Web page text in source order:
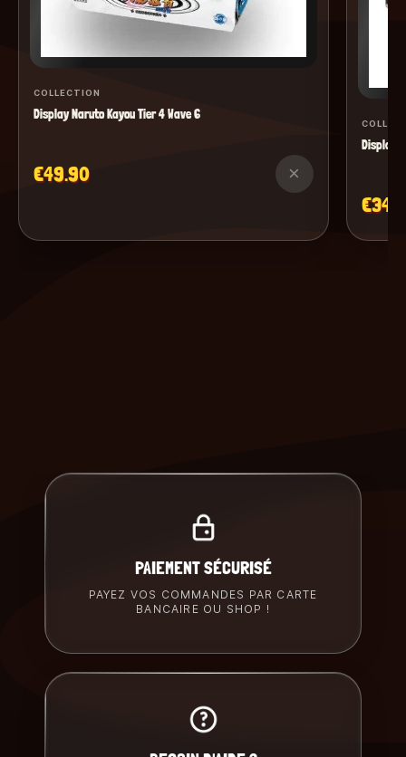
COLLECTION
Display Naruto Kayou Tier 4 Wave 6
€49.90 ×
Display
PAIEMENT SÉCURISÉ
PAYEZ VOS COMMANDES PAR CARTE
BANCAIRE OU SHOP !